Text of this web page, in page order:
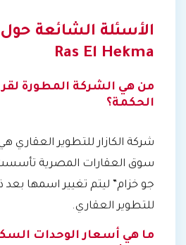
Ras El Hekma
من هي الشركة المطورة
الحكمة؟
شركة الكازار للتطوير العقاري
جو خزام” ليتم تغيير اسمها بعد
للتطوير العقاري.
ما هي أسعار الوحدات